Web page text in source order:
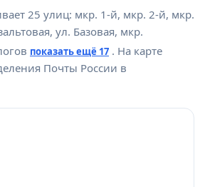
25 улиц: мкр. 1-й, мкр. 2-й, мкр.
ул. Базовая, мкр.
показать ещё 17 . На карте
Почты России в